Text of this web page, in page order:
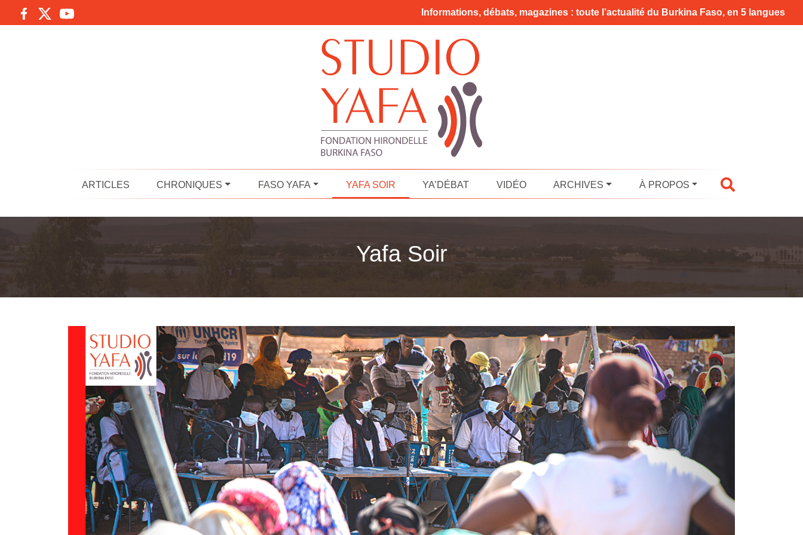
Informations, débats, magazines : toute l’actualité du Burkina Faso, en 5 langues
ARTICLES CHRONIQUES FASO YAFA YAFA SOIR YA’DÉBAT VIDÉO ARCHIVES À PROPOS
Yafa Soir